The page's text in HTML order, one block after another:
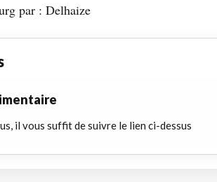
par : Delhaize
il vous suffit de suivre le lien ci-dessus